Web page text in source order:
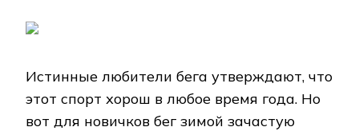
Истинные любители бега утверждают, что
этот спорт хорош в любое время года. Но
вот для новичков бег зимой зачастую